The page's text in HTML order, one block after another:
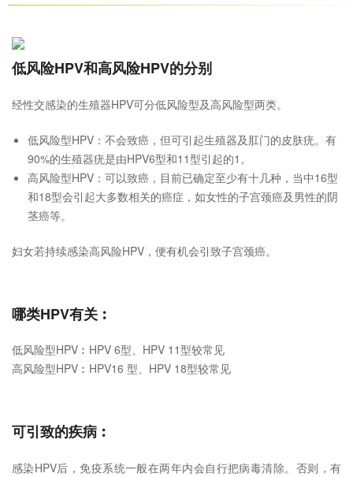
低风险HPV和高风险HPV的分别
经性交感染的生殖器HPV可分低风险型及高风险型两类。
低风险型HPV：不会致癌，但可引起生殖器及肛门的皮肤疣。有
90%的生殖器疣是由HPV6型和11型引起的1。
高风险型HPV：可以致癌，目前已确定至少有十几种，当中16型
和18型会引起大多数相关的癌症，如女性的子宫颈癌及男性的阴
茎癌等。
妇女若持续感染高风险HPV，便有机会引致子宫颈癌。
哪类HPV有关︰
低风险型HPV︰HPV ​​6型、HPV 11型较常见
高风险型HPV︰HPV16 型、HPV 18型较常见
可引致的疾病︰
感染HPV后，免疫系统一般在两年内会自行把病毒清除。否则，有